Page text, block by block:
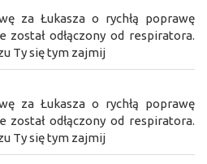
za Łukasza o rychłą poprawę
został odłączony od respiratora.
Ty się tym zajmij
za Łukasza o rychłą poprawę
został odłączony od respiratora.
Ty się tym zajmij